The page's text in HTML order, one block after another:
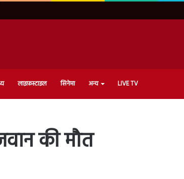
लाइफ़स्टाइल सिनेमा अन्य LIVE TV
की मौत